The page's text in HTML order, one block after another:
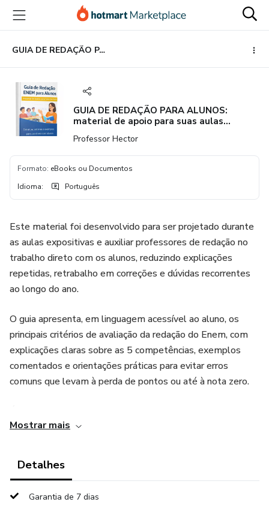
para
conteúdo
principal
para
pagamento
para
rodapé
GUIA DE REDAÇÃO PARA ALUNOS: material de apoio para suas aulas expositivas
GUIA DE REDAÇÃO PARA ALUNOS:
material de apoio para suas aulas
Professor Hector
Formato: eBooks ou Documentos
Idioma: Português
Este material foi desenvolvido para ser projetado durante
as aulas expositivas e auxiliar professores de redação no
trabalho direto com os alunos, reduzindo explicações
repetidas, retrabalho em correções e dúvidas recorrentes
ao longo do ano.
O guia apresenta, em linguagem acessível ao aluno, os
principais critérios de avaliação da redação do Enem, com
explicações claras sobre as 5 competências, exemplos
comentados e orientações práticas para evitar erros
comuns que levam à perda de pontos ou até à nota zero.
acompanhamento de estudos e orientação individual,
explicações fundamentais sem abrir mão do rigor técnico.
Mostrar mais
Detalhes
Garantia de 7 dias